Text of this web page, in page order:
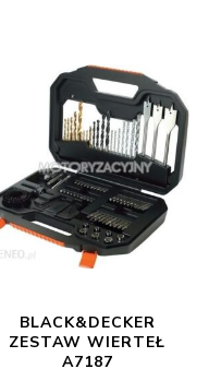
BLACK&DECKER
ZESTAW WIERTEŁ
A7187